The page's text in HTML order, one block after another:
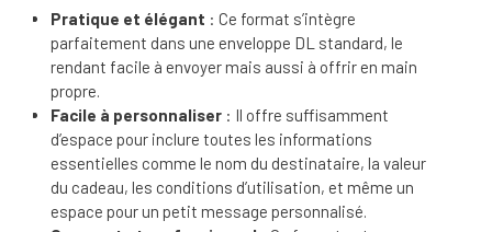
Pratique et élégant : Ce format s’intègre
parfaitement dans une enveloppe DL standard, le
rendant facile à envoyer mais aussi à offrir en main
propre.
Facile à personnaliser: Il offre suffisamment
d’espace pour inclure toutes les informations
essentielles comme le nom du destinataire, la valeur
du cadeau, les conditions d’utilisation, et même un
espace pour un petit message personnalisé.